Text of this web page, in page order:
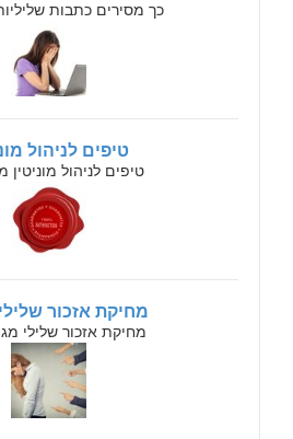
כך מסירים כתבות
טיפים לניהול
טיפים לניהול מוניטין
מחיקת אזכור שלילי
מחיקת אזכור שלילי